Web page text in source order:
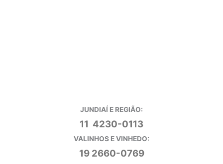
JUNDIAÍ E REGIÃO:
11 4230-0113
VALINHOS E VINHEDO:
19 2660-0769